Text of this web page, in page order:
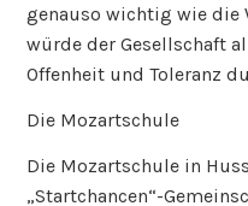
genauso wichtig wie die
würde der Gesellschaft
Offenheit und Toleranz
Die Mozartschule
Die Mozartschule in
„Startchancen“-